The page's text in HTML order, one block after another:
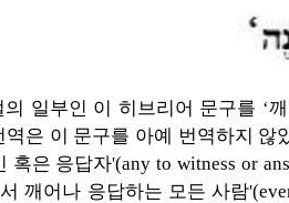
의 일부인 이 히브리어 문구를 ‘
은 이 문구를 아예 번역하지 않
혹은 응답자'(any to witness or
깨어나 응답하는 모든 사람